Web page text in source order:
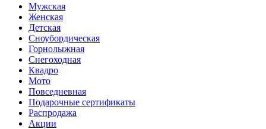
Мужская
Женская
Детская
Сноубордическая
Горнолыжная
Снегоходная
Квадро
Мото
Повседневная
Подарочные сертификаты
Распродажа
Акции